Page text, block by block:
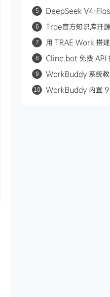
5
DeepSeek V4-
Luna
6
Trae官方知识库开
7
用 TRAE Work 搭
8
Cline.bot 免费 API
9
WorkBuddy 系统教
手 AI 桌面助手
10
WorkBuddy 内置 9